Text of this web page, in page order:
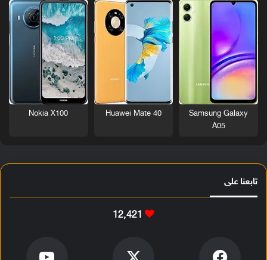
Samsung Galaxy
A05
Huawei Mate 40
Nokia X100
تابعنا على
12٬421